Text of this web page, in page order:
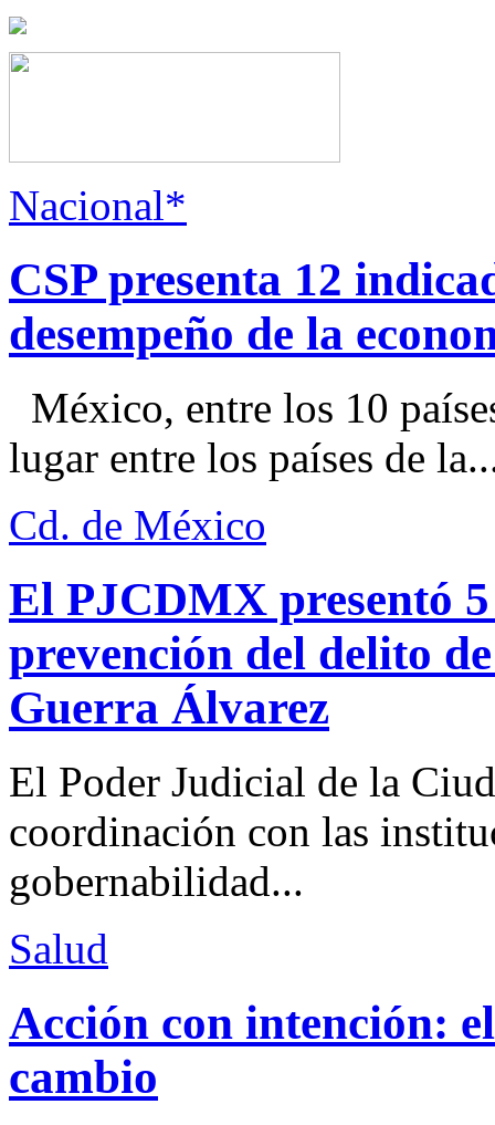
Nacional*
CSP presenta 12
desempeño de la
México, entre los 10
lugar entre los países de
Cd. de México
El PJCDMX presentó
prevención del delito
Guerra Álvarez
El Poder Judicial de la
coordinación con las
gobernabilidad...
Salud
Acción con intención:
cambio